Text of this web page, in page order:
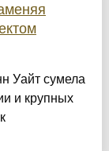
Уайт сумела
и крупных